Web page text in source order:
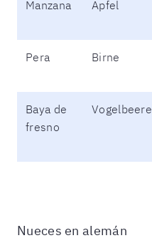
Manzana Apfel
Pera Birne
Baya de
fresno
Vogelbeere
Nueces en alemán